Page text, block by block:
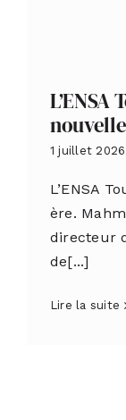
1 juillet 2026
L’ENSA
ère.
directeur
de[...]
Lire la suite